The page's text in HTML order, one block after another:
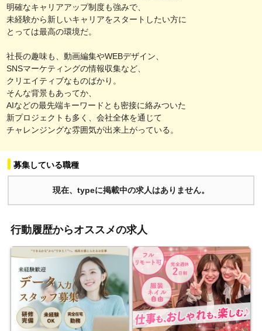
明確なキャリアアップ制度も強みで、
未経験から新しいキャリアをスタートしたい方に
とっては最高の環境だ。
社長の趣味も、動画編集やWEBデザイン、
SNSマーケティングの情報収集など、
クリエイティブなものばかり。
そんな背景もあってか、
AIなどの最先端キーワードとも密接に絡みついた
新プロジェクトも多く、会社全体を通じて
チャレンジングな雰囲気が出来上がっている。
募集している職種
現在、typeに掲載中の求人はありません。
行動履歴からオススメの求人